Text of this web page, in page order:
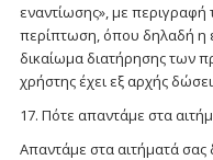
εναντίωσης», με περιγραφή
περίπτωση, όπου δηλαδή η
δικαίωμα διατήρησης των
χρήστης έχει εξ αρχής
17. Πότε απαντάμε στα
Απαντάμε στα αιτήματά